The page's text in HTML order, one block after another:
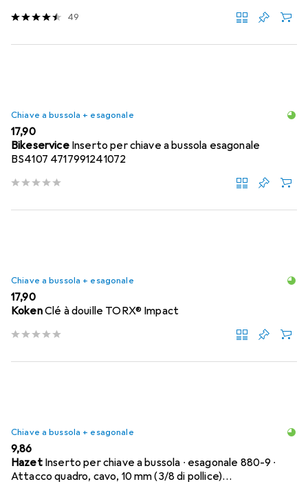
49
Chiave a bussola + esagonale
EUR
17,90
Bikeservice Inserto per chiave a bussola esagonale
BS4107 4717991241072
Chiave a bussola + esagonale
EUR
17,90
KokenClé à douille TORX® Impact
Chiave a bussola + esagonale
EUR
9,86
Hazet Inserto per chiave a bussola ∙ esagonale 880-9 ∙
Attacco quadro, cavo, 10 mm (3/8 di pollice)…